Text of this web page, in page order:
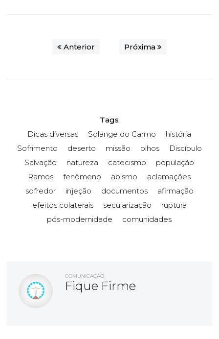
Anterior Próxima
Tags
Dicas diversas
Solange do Carmo
história
Sofrimento
deserto missão olhos
Discípulo
Salvação
natureza catecismo
população
Ramos
fenômeno abismo
aclamações
sofredor
injeção documentos
afirmação
efeitos colaterais
secularização
ruptura
pós-modernidade
comunidades
COMUNICAÇÃO
Fique Firme